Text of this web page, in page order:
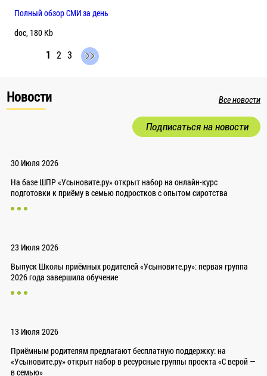
Полный обзор СМИ за день
doc, 180 Kb
1 2 3
Новости Все новости
Подписаться на новости
30 Июля 2026
На базе ШПР «Усыновите.ру» открыт набор на онлайн-курс
подготовки к приёму в семью подростков с опытом сиротства
23 Июля 2026
Выпуск Школы приёмных родителей «Усыновите.ру»: первая группа
2026 года завершила обучение
13 Июля 2026
Приёмным родителям предлагают бесплатную поддержку: на
«Усыновите.ру» открыт набор в ресурсные группы проекта «С верой —
в семью»